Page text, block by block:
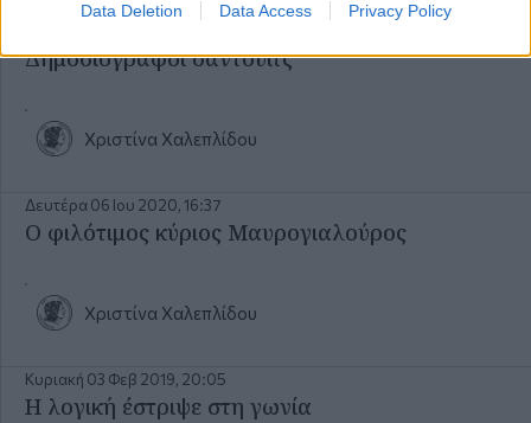
Data Deletion Data Access Privacy Policy
Δημοσιογράφοι σάντουιτς
Χριστίνα Χαλεπλίδου
Δευτέρα 06 Ιου 2020, 16:37
Ο φιλότιμος κύριος Μαυρογιαλούρος
Χριστίνα Χαλεπλίδου
Κυριακή 03 Φεβ 2019, 20:05
Η λογική έστριψε στη γωνία